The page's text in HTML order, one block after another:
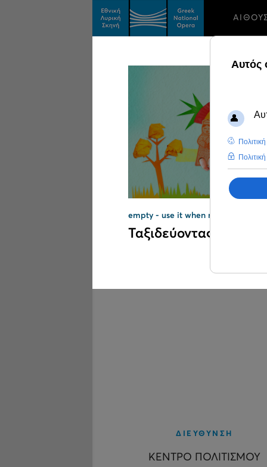
Αποτελέσματα
empty - use it when no category
Ταξιδεύοντας με την
ΔΙΕΥΘΥΝΣΗ
ΚΕΝΤΡΟ ΠΟΛΙΤΙΣΜΟΥ